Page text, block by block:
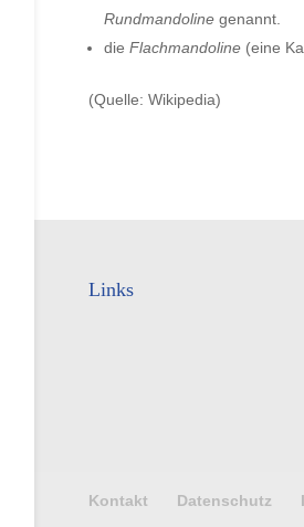
Rundmandoline genannt.
dieFlachmandoline (eine
(Quelle: Wikipedia)
Links
Kontakt Datenschutz